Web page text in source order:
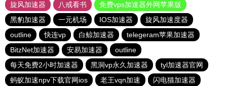
旋风加速器
八戒看书
免费vps加速器外网苹果版
黑豹加速器
一元机场 IOS加速器
旋风加速度器
outline
快连vp 白鲸加速器
telegeram苹果加速器
BitzNet加速器
安易加速器
outline
每天免费2小时加速器
黑洞vp永久加速器
tyl加速器官网
蚂蚁加速npv下载官网ios
老王vqn加速 闪电猫加速器